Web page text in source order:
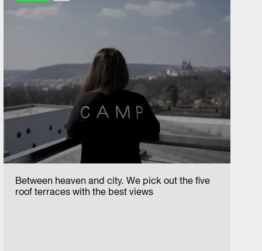
Between heaven and city. We pick out the five
roof terraces with the best views